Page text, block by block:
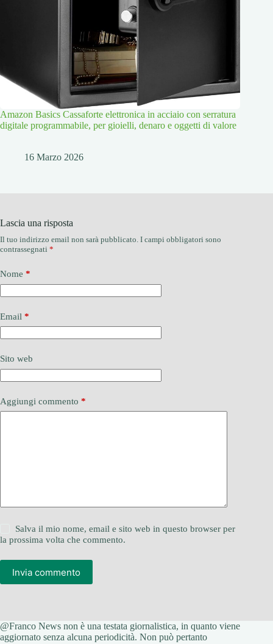
Amazon Basics Cassaforte elettronica in acciaio con serratura
digitale programmabile, per gioielli, denaro e oggetti di valore
16 Marzo 2026
Lascia una risposta
Il tuo indirizzo email non sarà pubblicato. I campi obbligatori sono
contrassegnati *
Nome *
Email *
Sito web
Aggiungi commento *
Salva il mio nome, email e sito web in questo browser per
la prossima volta che commento.
Invia commento
@Franco News non è una testata giornalistica, in quanto viene
aggiornato senza alcuna periodicità. Non può pertanto